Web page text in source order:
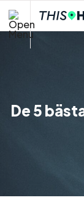
De 5